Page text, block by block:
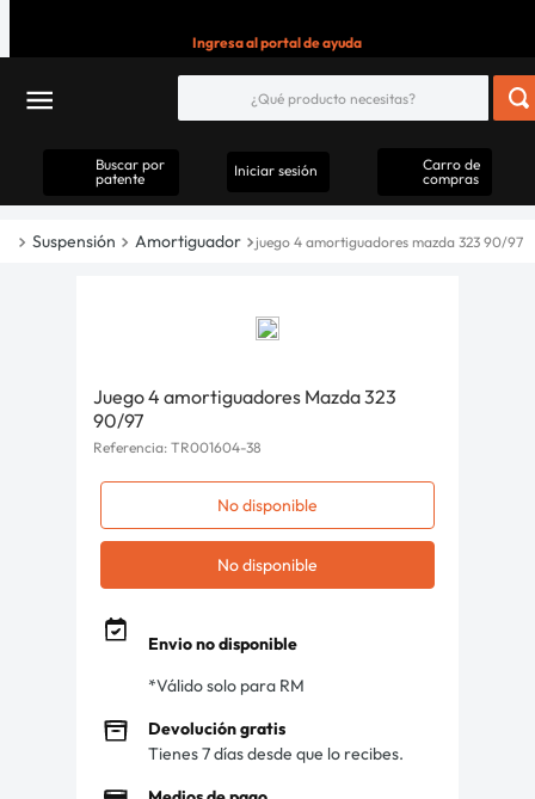
Ingresa al portal de ayuda
Buscar por
patente
Iniciar sesión
Carro de
compras
Suspensión Amortiguador juego 4 amortiguadores mazda 323 90/97
Juego 4 amortiguadores Mazda 323
90/97
Referencia: TR001604-38
No disponible
No disponible
Envio no disponible
*Válido solo para RM
Devolución gratis
Tienes 7 días desde que lo recibes.